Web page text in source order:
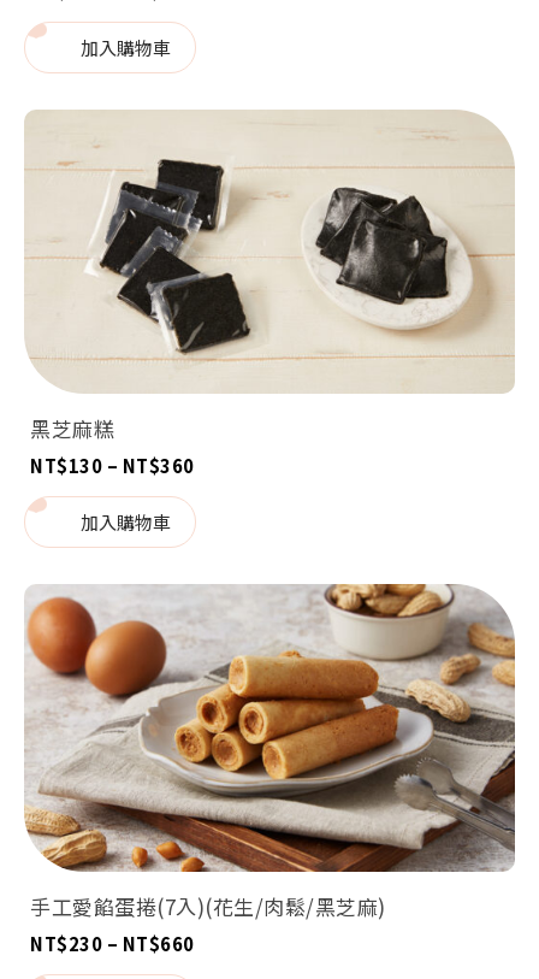
圍：
NT$250
加入購物車
黑芝麻糕
NT$130 – NT$360價
圍：
NT$130
加入購物車
手工愛餡蛋捲(7入)(花生/肉鬆/黑芝麻)
NT$230 – NT$660價